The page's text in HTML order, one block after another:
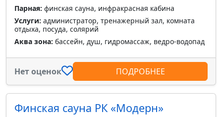
Парная: финская сауна, инфракрасная кабина
Услуги: администратор, тренажерный зал, комната
отдыха, посуда, солярий
Аква зона: бассейн, душ, гидромассаж, ведро-водопад
Нет оценок ПОДРОБНЕЕ
Финская сауна РК «Модерн»